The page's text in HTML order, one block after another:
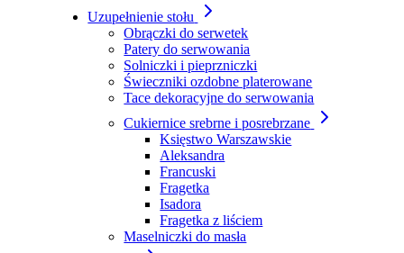
Uzupełnienie stołu
Obrączki do serwetek
Patery do serwowania
Solniczki i pieprzniczki
Świeczniki ozdobne platerowane
Tace dekoracyjne do serwowania
Cukiernice srebrne i posrebrzane
Księstwo Warszawskie
Aleksandra
Francuski
Fragetka
Isadora
Fragetka z liściem
Maselniczki do masła